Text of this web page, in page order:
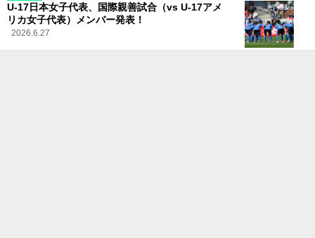
U-17日本女子代表、国際親善試合（vs U-17アメ
リカ女子代表）メンバー発表！
2026.6.27